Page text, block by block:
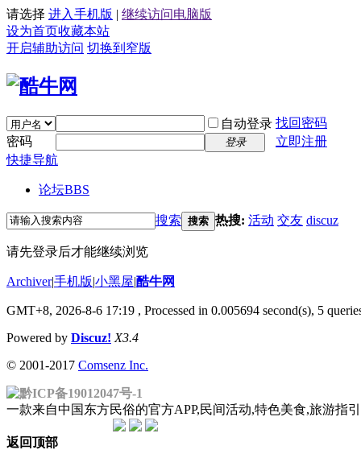
请选择 进入手机版 | 继续访问电脑版
设为首页收藏本站
开启辅助访问 切换到窄版
自动登录 找回密码
密码
登录
立即注册
快捷导航
论坛BBS
搜索 搜索 热搜: 活动 交友 discuz
请先登录后才能继续浏览
Archiver|手机版|小黑屋|酷牛网
GMT+8, 2026-8-6 17:19 , Processed in 0.005694 second(s), 5
Powered by Discuz! X3.4
© 2001-2017 Comsenz Inc.
黔ICP备19012047号-1
一款来自中国东方民俗的官方APP,民间活动,特色美食,旅游
返回顶部